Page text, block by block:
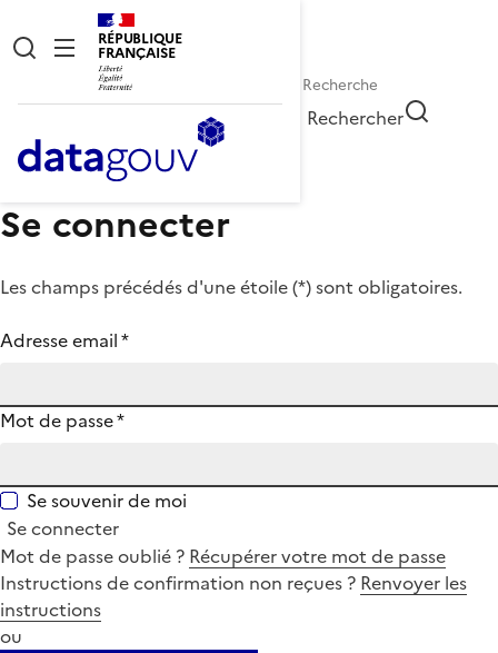
RÉPUBLIQUE
FRANÇAISE
Rechercher
Se connecter
Les champs précédés d'une étoile (*) sont obligatoires.
Adresse email*
Mot de passe*
Se souvenir de moi
Se connecter
Mot de passe oublié ? Récupérer votre mot de passe
Instructions de confirmation non reçues ? Renvoyer les
instructions
ou